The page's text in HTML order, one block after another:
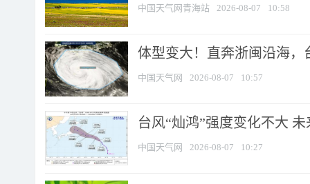
中国天气网青海站 2026-08-07 10:58
体型变大！直奔浙闽沿海，
中国天气网 2026-08-07 10:57
台风“灿鸿”强度变化不大
中国天气网 2026-08-07 10:27